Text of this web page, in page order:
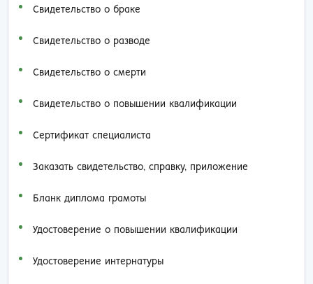
Свидетельство о браке
Свидетельство о разводе
Свидетельство о смерти
Свидетельство о повышении квалификации
Сертификат специалиста
Заказать cвидетельство, справку, приложение
Бланк диплома грамоты
Удостоверение о повышении квалификации
Удостоверение интернатуры